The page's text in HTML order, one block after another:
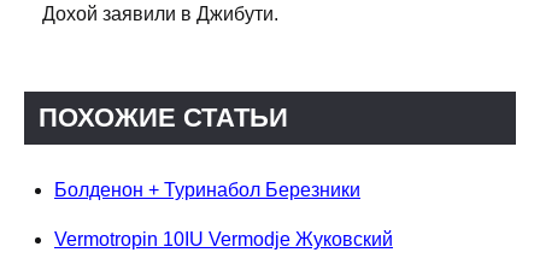
Дохой заявили в Джибути.
ПОХОЖИЕ СТАТЬИ
Болденон + Туринабол Березники
Vermotropin 10IU Vermodje Жуковский